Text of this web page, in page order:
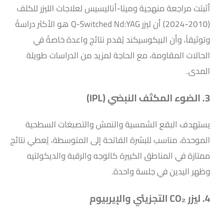
أثبتت مراجعة منهجية وميتا-أناليسيس لعلاجات الليزر للكلف
(2010-2024) أن ليزر Q-Switched Nd:YAG هو الأكثر دراسةً
وتوثيقاً، وأن البيكوسيكند يُقدم نتائج واعدة خاصةً في
الحالات المقاومة، مع الحاجة لمزيد من الدراسات طويلة
المدى.
3. الضوء المكثف النبضي (IPL)
يستهدف البقع الشمسية والنمش والتصبغات السطحية
الموحدة، مناسب للبشرة الفاتحة إلى المتوسطة، يُعطي نتائج
ممتازة في المناطق الكبيرة كالوجه والرقبة والديكولتيه
وظهر اليدين في جلسة واحدة.
4. ليزر CO₂ التجزيئي والإيربيوم